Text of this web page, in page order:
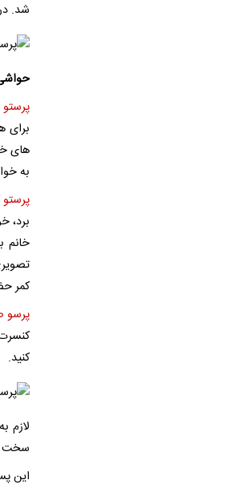
شد.
برای
های
به
برد،
خانم
کمر
پرسو
کنید.
لازم
سخت
این